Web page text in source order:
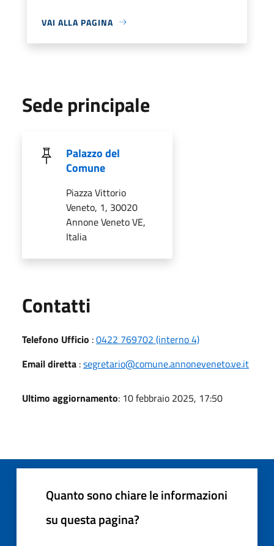
VAI ALLA PAGINA
Sede principale
Palazzo del
Comune
Piazza Vittorio
Veneto, 1, 30020
Annone Veneto VE,
Italia
Contatti
Telefono Ufficio :0422 769702 (interno 4)
Email diretta :segretario@comune.annoneveneto.ve.it
Ultimo aggiornamento: 10 febbraio 2025, 17:50
Quanto sono chiare le informazioni
su questa pagina?